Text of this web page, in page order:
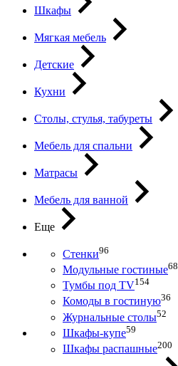
Шкафы
Мягкая мебель
Детские
Кухни
Столы, стулья, табуреты
Мебель для спальни
Матрасы
Мебель для ванной
Еще
Стенки96
Модульные гостиные68
Тумбы под ТV154
Комоды в гостиную36
Журнальные столы52
Шкафы-купе59
Шкафы распашные200